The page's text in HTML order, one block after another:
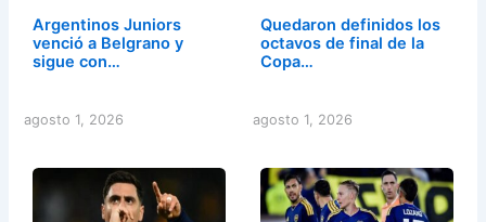
Argentinos Juniors
venció a Belgrano y
sigue con…
agosto 1, 2026
Quedaron definidos los
octavos de final de la
Copa…
agosto 1, 2026